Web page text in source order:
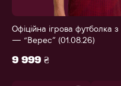
Офіційна ігрова футболка з
— “Верес” (01.08.26)
9 999 ₴